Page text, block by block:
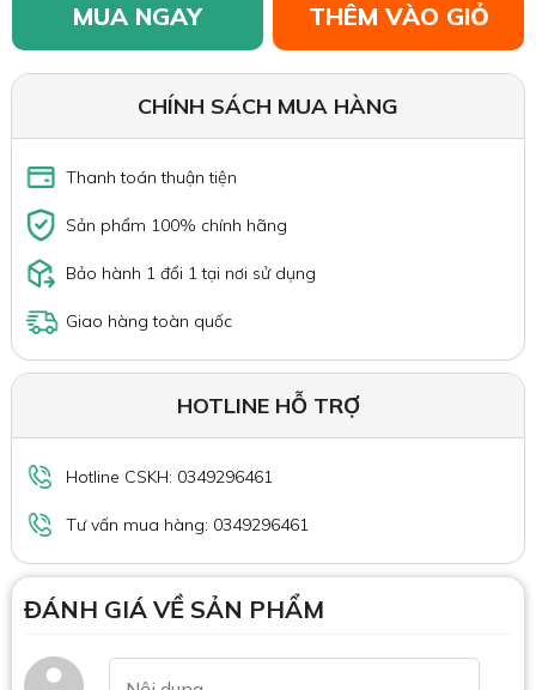
MUA NGAY THÊM VÀO GIỎ
CHÍNH SÁCH MUA HÀNG
Thanh toán thuận tiện
Sản phẩm 100% chính hãng
Bảo hành 1 đổi 1 tại nơi sử dụng
Giao hàng toàn quốc
HOTLINE HỖ TRỢ
Hotline CSKH: 0349296461
Tư vấn mua hàng: 0349296461
ĐÁNH GIÁ VỀ SẢN PHẨM